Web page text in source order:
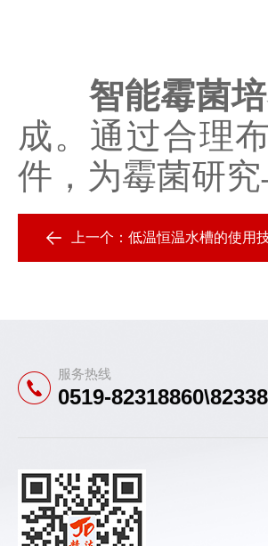
智能霉菌
成。通过合理
件，为霉菌研
上一个： 低温恒温水槽的使用
服务热线
0519-